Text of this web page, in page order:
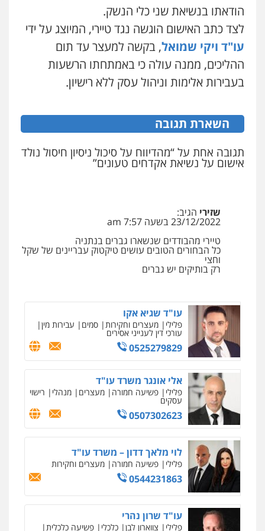
עו"ד שלומי שרון
פלילי צבאי מעצרים וחקירות
0547342002
עו"ד אלון קריטי
0525544654
עו"ד זוהר ארבל
פלילי פשיעה חמורה מעצרים וחקירות
קטינים
הודאתו בנשיאת שני כלי הנשק.
לצד כתב האישום הוגשה נגד טיירי, המיוצג על ידי
עו"ד ויקי שמואל, בקשה למעצר עד תום
ההליכים, ממנה עולה כי באמתחתו הרשעות
בעבירות אלימות וניהול עסק ללא רישיון.
השארת תגובה
תגובה אחת על “מהדיווח על סיכול ניסיון חיסול נולד
אישום על נשיאת אקדחים טעונים”
שזירי הגיב:
23/12/2022 בשעה 7:57 am
טיירי מהבודדים שנשארו גברים בנתניה
כל הבחורים הטובים עושים טיקטוק עבריינים של שקל
וחצי
רק בותיקים יש גברים
0523647066
ויקי שמואל – משרד עו"ד
פלילי משפט פלילי
0528959600
קורל קרוז – עורך דין פלילי
משפט פלילי
0508824984
עו"ד תומר בנישתי
פלילי מעצרים וחקירות צווארון לבן פשיעה
חמורה
עו"ד שגיא אקו
פלילי מעצרים וחקירות סמים עבירות מין
עורכי דין לענייני אסירים
0525279829
אלי אונגר משרד עו"ד
פלילי פשיעה חמורה מעצרים מנהלי רישוי
עסקים
0507302623
לוי מלאך דדון – משרד עו"ד
פלילי פשיעה חמורה מעצרים וחקירות
0544231863
עו"ד שרון נהרי
פלילי צווארון לבן כלכלי פשיעה כלכלית
צילום עורכי דין שירותים מקצועיים לעורכי
דין
0504578527
רונן הלל – מוניטין
מחיקת כתבות מגוגל ודחיקת אזכורים
שליליים
שירותים מקצועיים לעורכי דין
0522508109
אחסון אתרים
מהירות הגנה גיבוי תמיכה שירותים
אסירים עבירות מין שירותים מקצועיים
לעורכי דין
0544500346